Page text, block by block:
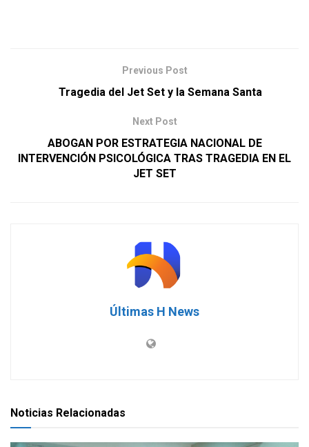
Previous Post
Tragedia del Jet Set y la Semana Santa
Next Post
ABOGAN POR ESTRATEGIA NACIONAL DE
INTERVENCIÓN PSICOLÓGICA TRAS TRAGEDIA EN EL
JET SET
Últimas H News
Noticias Relacionadas